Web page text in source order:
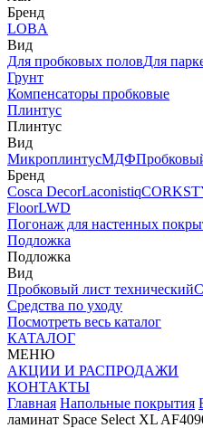
Бренд
LOBA
Вид
Для пробковых половДля
Грунт
Компенсаторы пробковые
Плинтус
Плинтус
Вид
МикроплинтусМДФ
Бренд
Cosca DecorLaconistiq
FloorLWD
Погонаж для настенных
Подложка
Подложка
Вид
Пробковый лист технический
Средства по уходу
Посмотреть весь каталог
КАТАЛОГ
МЕНЮ
АКЦИИ И РАСПРОДАЖИ
КОНТАКТЫ
Главная Напольные покрытия
ламинат Space Select XL